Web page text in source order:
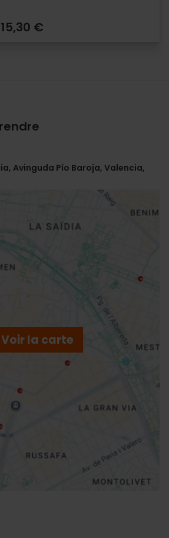
15,30 €
Avinguda Pío Baroja, Valencia,
Voir la carte